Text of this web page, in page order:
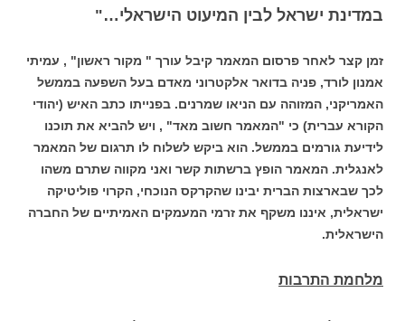
במדינת ישראל לבין המיעוט הישראלי…"
זמן קצר לאחר פרסום המאמר קיבל עורך " מקור ראשון" , עמיתי
אמנון לורד, פניה בדואר אלקטרוני מאדם בעל השפעה בממשל
האמריקני, המזוהה עם הניאו שמרנים. בפנייתו כתב האיש (יהודי
הקורא עברית) כי "המאמר חשוב מאד" , ויש להביא את תוכנו
לידיעת גורמים בממשל. הוא ביקש לשלוח לו תרגום של המאמר
לאנגלית. המאמר הופץ ברשתות קשר ואני מקווה שתרם משהו
לכך שבארצות הברית יבינו שהקרקס הנוכחי, הקרוי פוליטיקה
ישראלית, איננו משקף את זרמי המעמקים האמיתיים של החברה
הישראלית.
מלחמת התרבות